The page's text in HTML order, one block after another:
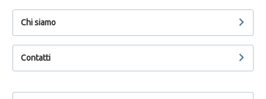
Chi siamo
Contatti